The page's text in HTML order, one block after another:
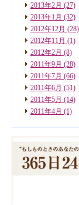
2013年2月 (27)
2013年1月 (32)
2012年12月 (28)
2012年11月 (1)
2012年2月 (8)
2011年9月 (28)
2011年7月 (66)
2011年6月 (51)
2011年5月 (14)
2011年4月 (1)